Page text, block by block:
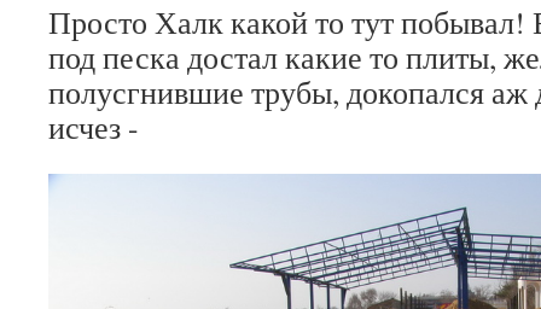
Просто Халк какой то тут побывал!
под песка достал какие то плиты,
полусгнившие трубы, докопался
исчез -